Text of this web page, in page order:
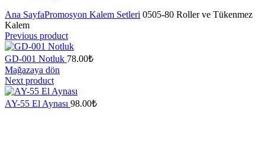
Ana SayfaPromosyon Kalem Setleri 0505-80 Roller ve Tükenmez
Kalem
Previous product
GD-001 Notluk 78.00₺
Mağazaya dön
Next product
AY-55 El Aynası 98.00₺